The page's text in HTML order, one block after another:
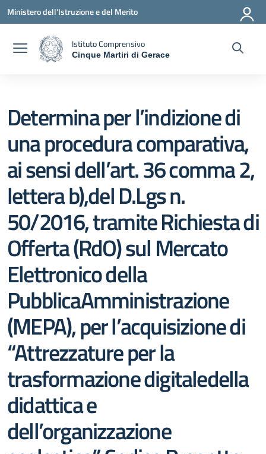
Vai ai contenuti
Vai al menu di navigazione
Vai al footer
Ministero dell'Istruzione e del Merito
Istituto Comprensivo
Cinque Martiri di Gerace
Determina per l’indizione di
una procedura comparativa,
ai sensi dell’art. 36 comma 2,
lettera b),del D.Lgs n.
50/2016, tramite Richiesta di
Offerta (RdO) sul Mercato
Elettronico della
PubblicaAmministrazione
(MEPA), per l’acquisizione di
“Attrezzature per la
trasformazione digitaledella
didattica e
dell’organizzazione